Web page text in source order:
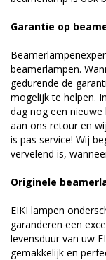
Garantie op
beamerlampen.
gedurende de
mogelijk te helpen.
dag nog een
aan ons retour en
is pas service! Wij
vervelend is,
Originele
EIKI lampen
garanderen een
levensduur van uw
gemakkelijk en